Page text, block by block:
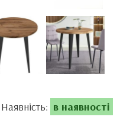
Наявність: в наявності